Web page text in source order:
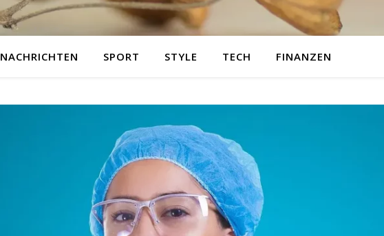
NACHRICHTEN SPORT STYLE TECH FINANZEN